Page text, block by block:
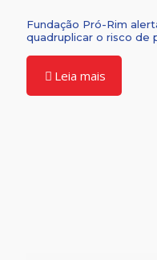
Fundação Pró-Rim
quadruplicar o risco de
Leia mais